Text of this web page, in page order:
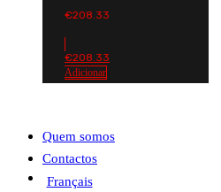
€208.33
€208.33
Adicionar
Quem somos
Contactos
Français